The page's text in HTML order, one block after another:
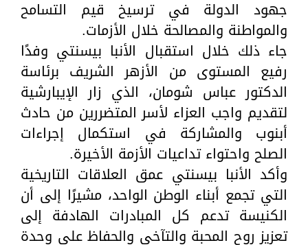
جهود الدولة في ترسيخ قيم التسامح
والمواطنة والمصالحة خلال الأزمات.
جاء ذلك خلال استقبال الأنبا بيسنتي وفدًا
رفيع المستوى من الأزهر الشريف برئاسة
الدكتور عباس شومان، الذي زار الإيبارشية
لتقديم واجب العزاء لأسر المتضررين من حادث
أبنوب والمشاركة في استكمال إجراءات
الصلح واحتواء تداعيات الأزمة الأخيرة.
وأكد الأنبا بيسنتي عمق العلاقات التاريخية
التي تجمع أبناء الوطن الواحد، مشيرًا إلى أن
الكنيسة تدعم كل المبادرات الهادفة إلى
تعزيز روح المحبة والتآخي والحفاظ على وحدة